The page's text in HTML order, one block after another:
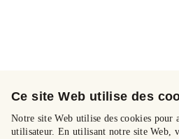
Ce site Web utilise des
Notre site Web utilise des cookies pour
utilisateur. En utilisant notre site Web,